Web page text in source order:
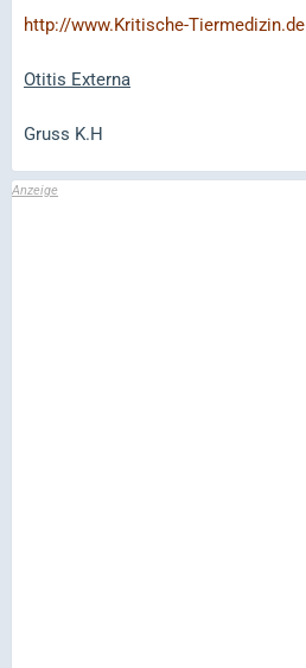
http://www.Kritische-Tiermedizin.de
Otitis Externa
Gruss K.H